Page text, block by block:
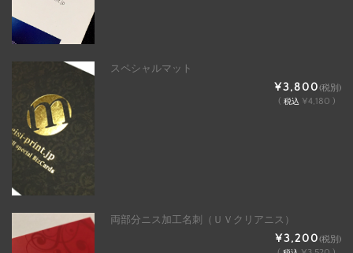
スペシャルマット
¥3,800(税別)
( 税込 ¥4,180 )
両部分ニス加工名刺（ＵＶクリアニス）
¥3,200(税別)